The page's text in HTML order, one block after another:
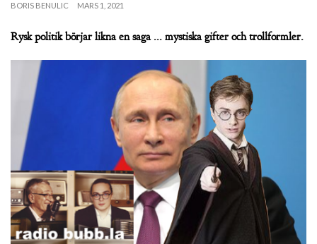
BORIS BENULIC MARS 1, 2021
Rysk politik börjar likna en saga ... mystiska gifter och trollformler.